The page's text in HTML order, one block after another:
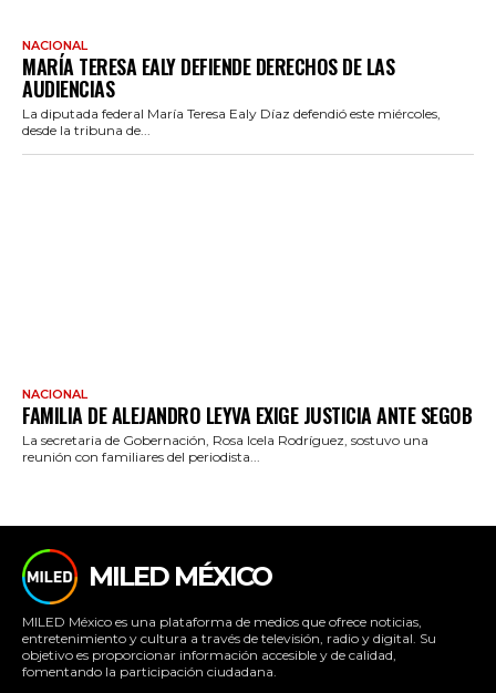
NACIONAL
MARÍA TERESA EALY DEFIENDE DERECHOS DE LAS
AUDIENCIAS
La diputada federal María Teresa Ealy Díaz defendió este miércoles,
desde la tribuna de...
NACIONAL
FAMILIA DE ALEJANDRO LEYVA EXIGE JUSTICIA ANTE SEGOB
La secretaria de Gobernación, Rosa Icela Rodríguez, sostuvo una
reunión con familiares del periodista...
MILED MÉXICO
MILED México es una plataforma de medios que ofrece noticias,
entretenimiento y cultura a través de televisión, radio y digital. Su
objetivo es proporcionar información accesible y de calidad,
fomentando la participación ciudadana.